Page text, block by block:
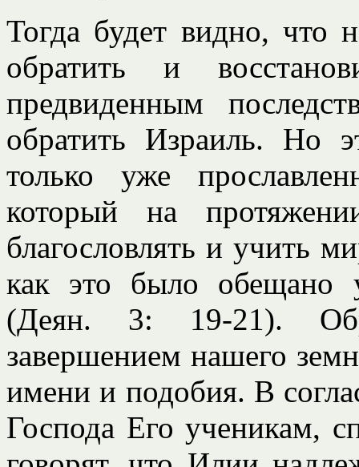
Тогда будет видно, что
обратить и
предвиденным
обратить Израиль. Но
только уже
который на
благословлять и учить
как это было обещано
(Деян. 3: 19-21).
завершением нашего
имени и подобия. В
Господа Его ученикам,